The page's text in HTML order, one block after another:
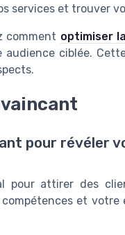
services et trouver
comment optimiser
ciblée.
pour révéler
pour attirer des
et votre